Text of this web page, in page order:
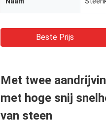
Beste Prijs
Met twee
met hoge snij
van steen